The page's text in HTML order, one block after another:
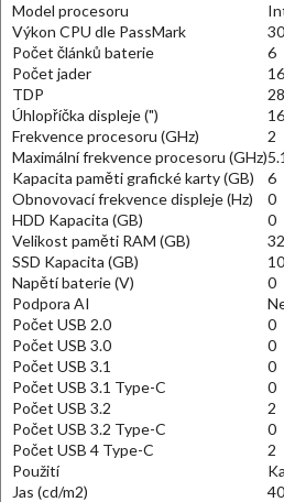
Model procesoru
Výkon CPU dle PassMark
Počet článků baterie
6
Počet jader
16
TDP
28
Úhlopříčka displeje (")
16
Frekvence procesoru (GHz)
2
Maximální frekvence procesoru (GHz)5.1
Kapacita paměti grafické karty (GB)
6
Obnovovací frekvence displeje (Hz)
0
HDD Kapacita (GB)
0
Velikost paměti RAM (GB)
32
SSD Kapacita (GB)
Napětí baterie (V)
0
Podpora AI
Počet USB 2.0
0
Počet USB 3.0
0
Počet USB 3.1
0
Počet USB 3.1 Type-C
0
Počet USB 3.2
2
Počet USB 3.2 Type-C
0
Počet USB 4 Type-C
2
Použití
Jas (cd/m2)